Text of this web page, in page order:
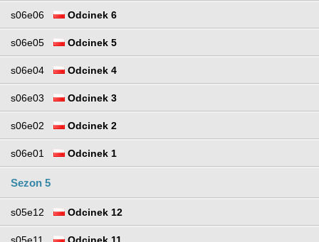
s06e06 Odcinek 6
s06e05 Odcinek 5
s06e04 Odcinek 4
s06e03 Odcinek 3
s06e02 Odcinek 2
s06e01 Odcinek 1
Sezon 5
s05e12 Odcinek 12